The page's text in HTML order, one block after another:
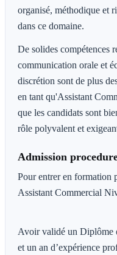
organisé, méthodique et
dans ce domaine.
De solides compétences
communication orale et
discrétion sont de plus
en tant qu'Assistant
que les candidats sont
rôle polyvalent et
Admission
Pour entrer en formation
Assistant Commercial
Avoir validé un Diplôme
et un an d’expérience